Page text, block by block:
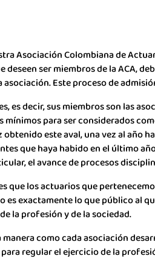
Asociación Colombiana de
deseen ser miembros de la ACA,
Este proceso de
es decir, sus miembros son las
para ser considerados
este aval, una vez al año
que haya habido en el último
el avance de procesos
que los actuarios que
es exactamente lo que público al
la profesión y de la sociedad.
como cada asociación
regular el ejercicio de la